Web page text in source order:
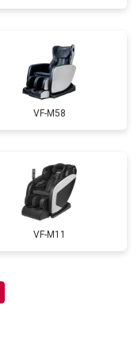
VF-M58
VF-M11